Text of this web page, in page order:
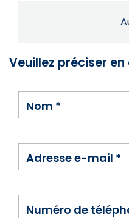
Veuillez préciser
Nom *
Adresse e-mail *
Numéro de